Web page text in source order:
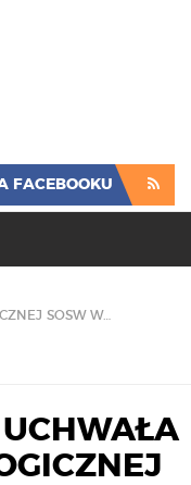
FACEBOOKU